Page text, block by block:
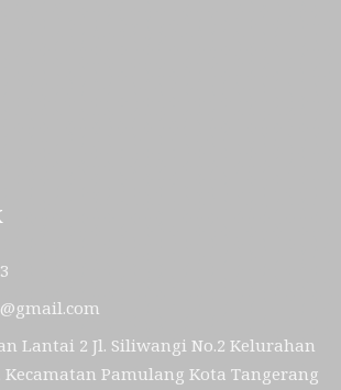
Lantai 2 Jl. Siliwangi No.2 Kelurahan
Pamulang Kota Tangerang